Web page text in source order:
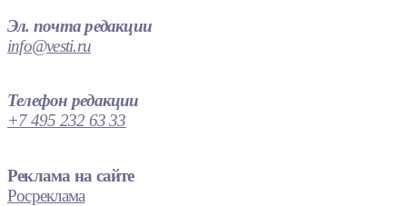
Эл. почта редакции
info@vesti.ru
Телефон редакции
+7 495 232 63 33
Реклама на сайте
Росреклама